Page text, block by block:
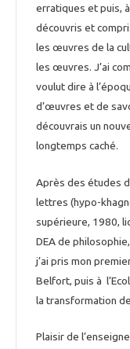
erratiques et puis,
découvris et
les œuvres de la
les œuvres. J’ai
voulut dire à
d’œuvres et de
découvrais un
longtemps caché.
Après des études
lettres (hypo-
supérieure, 1980,
DEA de
j’ai pris mon
Belfort, puis à
la transformation
Plaisir de